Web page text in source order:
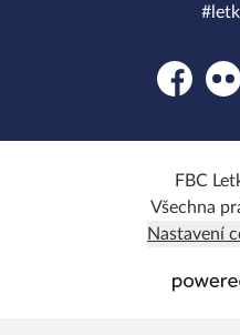
FacebookFlickr
FBC
Všechna
Nastavení